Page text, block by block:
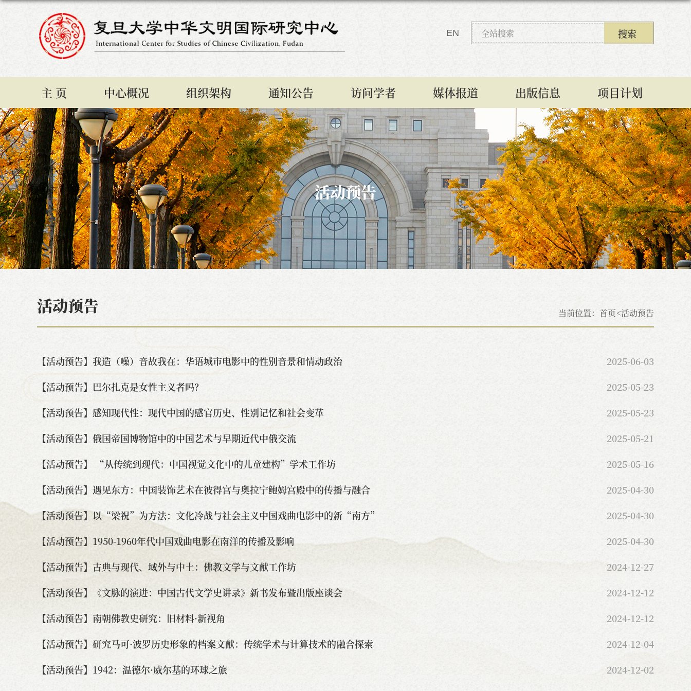
EN
主 页 中心概况 组织架构 通知公告 访问学者 媒体报道 出版信息 项目计划
活动预告
当前位置： 首页 活动预告
活动预告
【活动预告】我造（噪）音故我在：华语城市电影中的性别音景和情动政治
2025-06-03
【活动预告】巴尔扎克是女性主义者吗？
2025-05-23
【活动预告】感知现代性：现代中国的感官历史、性别记忆和社会变革
2025-05-23
【活动预告】俄国帝国博物馆中的中国艺术与早期近代中俄交流
2025-05-21
【活动预告】 “从传统到现代：中国视觉文化中的儿童建构”学术工作坊
2025-05-16
【活动预告】遇见东方：中国装饰艺术在彼得宫与奥拉宁鲍姆宫殿中的传播与融合
2025-04-30
【活动预告】以“梁祝”为方法：文化冷战与社会主义中国戏曲电影中的新“南方”
2025-04-30
【活动预告】1950-1960年代中国戏曲电影在南洋的传播及影响
2025-04-30
【活动预告】古典与现代、域外与中土：佛教文学与文献工作坊
2024-12-27
【活动预告】《文脉的演进：中国古代文学史讲录》新书发布暨出版座谈会
2024-12-12
【活动预告】南朝佛教史研究：旧材料·新视角
2024-12-12
【活动预告】研究马可·波罗历史形象的档案文献：传统学术与计算技术的融合探索
2024-12-04
【活动预告】1942：温德尔·威尔基的环球之旅
2024-12-02